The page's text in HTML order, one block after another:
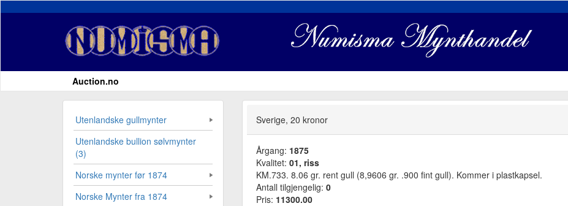
Auction.no
Utenlandske gullmynter
Utenlandske bullion sølvmynter
(3)
Norske mynter før 1874
Norske Mynter fra 1874
Sverige, 20 kronor
Årgang: 1875
Kvalitet: 01, riss
KM.733. 8.06 gr. rent gull (8,9606 gr. .900 fint gull). Kommer i plastkapsel.
Antall tilgjengelig: 0
Pris: 11300.00